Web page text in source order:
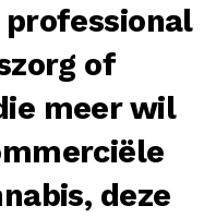
professional
of
meer wil
deze